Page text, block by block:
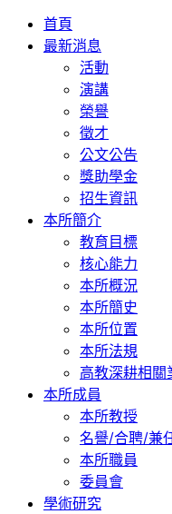
首頁
最新消息
活動
演講
榮譽
徵才
公文公告
獎助學金
招生資訊
本所簡介
教育目標
核心能力
本所概況
本所簡史
本所位置
本所法規
高教深耕相關
本所成員
本所教授
名譽/合聘/兼
本所職員
委員會
學術研究